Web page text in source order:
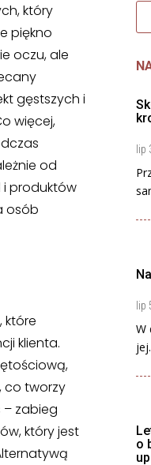
który
piękno
oczu, ale
gęstszych i
więcej,
od
i produktów
osób
które
klienta.
co tworzy
– zabieg
który jest
lip
lip
W
o